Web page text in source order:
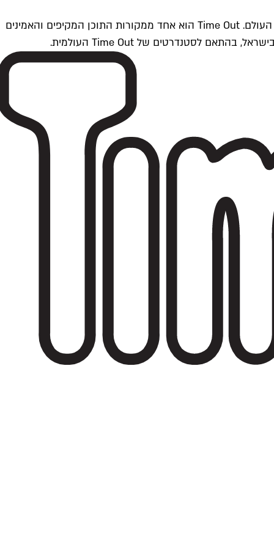
Time Outתל אביב הוא חלק מרשת Time Out Global — רשת מדיה בינלאומית הפועלת ב-360 ערים מרכזיות וב-60 מדינות ברחבי העולם. Time Out הוא אחד ממקורות התוכן המקיפים והאמינים